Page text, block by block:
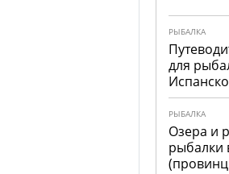
РЫБАЛКА
для
РЫБАЛКА
Озера и
рыбалки